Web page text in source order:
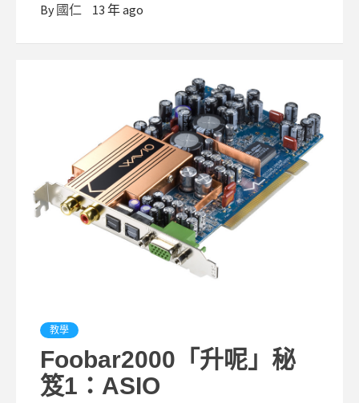
By 國仁 13 年 ago
教學
Foobar2000「升呢」秘
笈1：ASIO